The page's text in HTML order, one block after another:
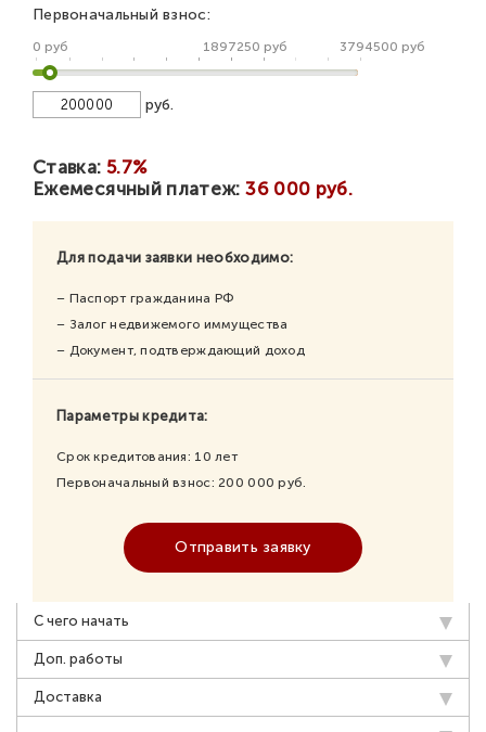
Первоначальный взнос:
0 руб 1897250 руб 3794500 руб
руб.
Ставка: 5.7%
Ежемесячный платеж:36 000 руб.
Для подачи заявки необходимо:
– Паспорт гражданина РФ
– Залог недвижемого иммущества
– Документ, подтверждающий доход
Параметры кредита:
Срок кредитования: 10 лет
Первоначальный взнос: 200 000 руб.
Отправить заявку
С чего начать
Доп. работы
Доставка